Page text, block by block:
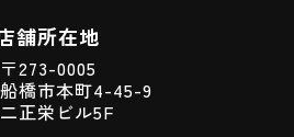
舗所在地
〒273-0005
橋市本町4-45-9
正栄ビル5F